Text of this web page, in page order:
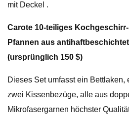
mit Deckel .
Carote 10-teiliges
Pfannen aus
(ursprünglich 150 $)
Dieses Set umfasst ein Bettlaken,
zwei Kissenbezüge, alle aus
Mikrofasergarnen höchster